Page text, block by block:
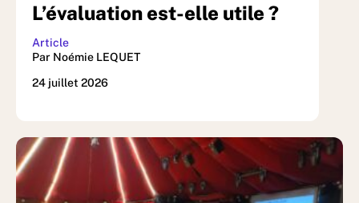
L’évaluation est-elle utile ?
Article
Par Noémie LEQUET
24 juillet 2026